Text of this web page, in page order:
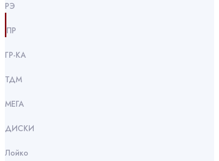
РЭ
ПР
ГР-КА
ТДМ
МЕГА
ДИСКИ
Лойко